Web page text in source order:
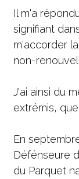
Il m'a
signifiant
m'accorder
non-
J'ai ainsi du
extrémis,
En
Défénseure
du Parquet